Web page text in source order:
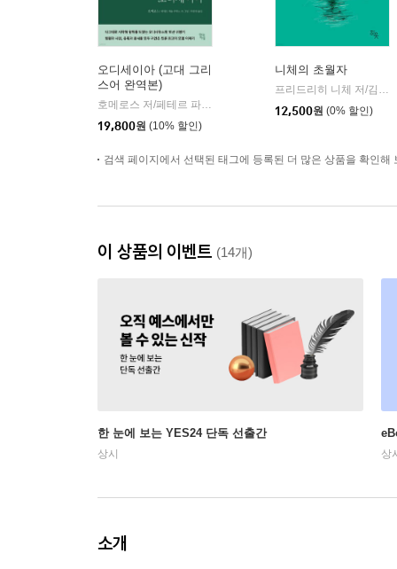
오디세이아 (고대 그리
스어 완역본)
| 현대지성
19,800원 (10% 할인)
니체의 초월자
12,500원 (0% 할인)
검색 페이지에서 선택된 태그에 등록된 더 많은 상품을 확인해
이 상품의 이벤트 (14개)
한 눈에 보는 YES24 단독 선출간
상시 상
소개